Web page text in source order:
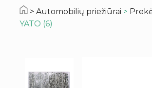
Automobilių priežiūrai >
YATO (6)